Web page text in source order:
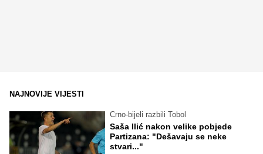
NAJNOVIJE VIJESTI
Crno-bijeli razbili Tobol
Saša Ilić nakon velike pobjede
Partizana: "Dešavaju se neke
stvari..."